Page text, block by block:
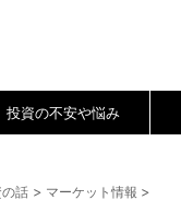
投資の不安や悩み
話 > マーケット情報 >